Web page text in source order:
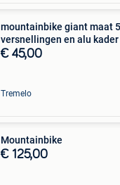
mountainbike giant maat
versnellingen en alu kader
€ 45,00
Tremelo
Mountainbike
€ 125,00